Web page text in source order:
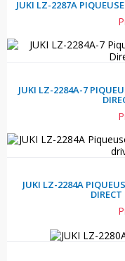
JUKI LZ-2287A
JUKI LZ-2284A-7
JUKI LZ-2284A